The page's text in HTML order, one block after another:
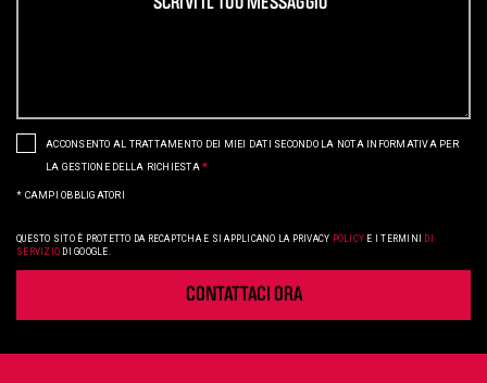
ACCONSENTO AL TRATTAMENTO DEI MIEI DATI SECONDO LA NOTA INFORMATIVA PER
LA GESTIONE DELLA RICHIESTA*
* CAMPI OBBLIGATORI
QUESTO SITO È PROTETTO DA RECAPTCHA E SI APPLICANO LA PRIVACY POLICY E ITERMINI DI
SERVIZIO DI GOOGLE.
CONTATTACI ORA